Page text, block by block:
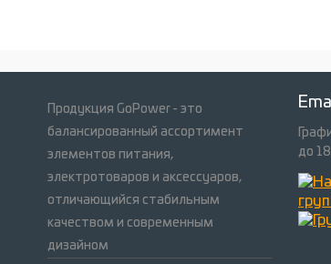
Продукция GoPower - это
балансированный ассортимент
элементов питания,
электротоваров и аксессуаров,
отличающийся стабильным
качеством и современным
дизайном
до